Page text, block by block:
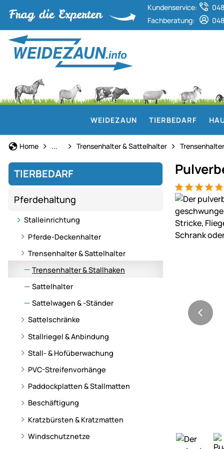
Kundenservice:
Fachberatung:
WEIDEZAUN TIERBEDARF
Home Stalleinrichtung
... Trensenhalter & Sattelhalter
TIERBEDARF
Pferdehaltung
Stalleinrichtung
Pferde-Deckenhalter
Trensenhalter & Sattelhalter
Trensenhalter & Stallhaken
Sattelhalter
Sattelwagen & -Ständer
Sattelschränke
Stallriegel & Anbindung
Stall- & Hofüberwachung
PVC-Streifenvorhänge
Paddockplatten & Stallmatten
Beschäftigung
Kratzbürsten & Kratzmatten
Windschutznetze
Bewertung:
2